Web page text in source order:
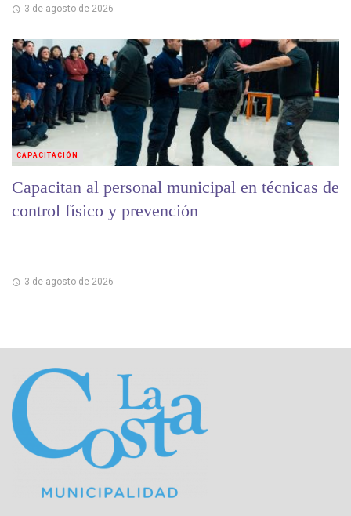
3 de agosto de 2026
Capacitan al personal municipal en técnicas de
control físico y prevención
3 de agosto de 2026
CAPACITACIÓN